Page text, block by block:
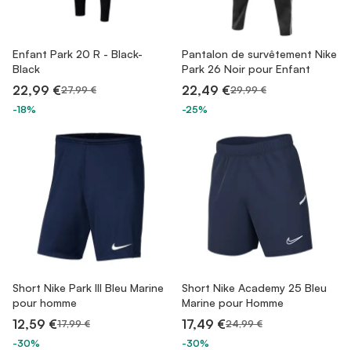
Enfant Park 20 R - Black-
Black
22,99 €27,99 €
-18%
Pantalon de survêtement Nike
Park 26 Noir pour Enfant
22,49 €29,99 €
-25%
Short Nike Park III Bleu Marine
pour homme
12,59 €17,99 €
-30%
Short Nike Academy 25 Bleu
Marine pour Homme
17,49 €24,99 €
-30%